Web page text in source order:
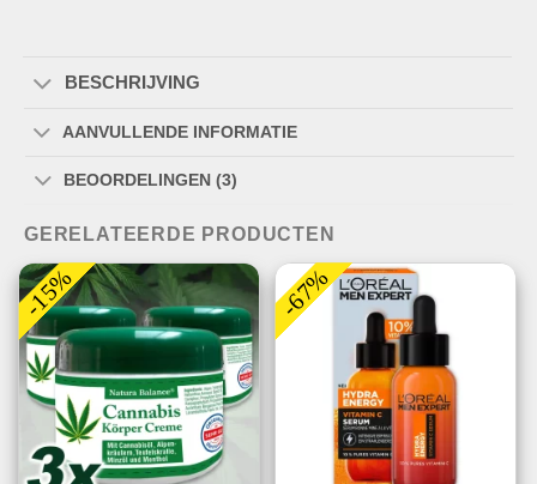
BESCHRIJVING
AANVULLENDE INFORMATIE
BEOORDELINGEN (3)
GERELATEERDE PRODUCTEN
-15% -67%